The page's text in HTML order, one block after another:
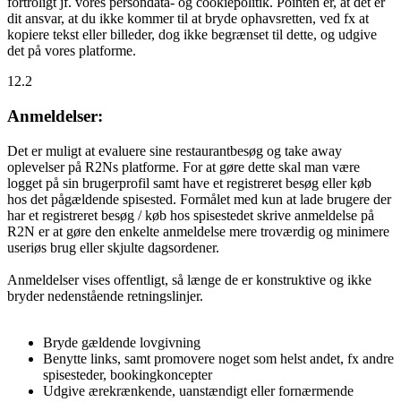
dit ansvar, at du ikke kommer til at bryde ophavsretten, ved fx at
kopiere tekst eller billeder, dog ikke begrænset til dette, og udgive
det på vores platforme.
12.2
Anmeldelser:
Det er muligt at evaluere sine restaurantbesøg og take away
oplevelser på R2Ns platforme. For at gøre dette skal man være
logget på sin brugerprofil samt have et registreret besøg eller køb
hos det pågældende spisested. Formålet med kun at lade brugere der
har et registreret besøg / køb hos spisestedet skrive anmeldelse på
R2N er at gøre den enkelte anmeldelse mere troværdig og minimere
useriøs brug eller skjulte dagsordener.
Anmeldelser vises offentligt, så længe de er konstruktive og ikke
bryder nedenstående retningslinjer.
Bryde gældende lovgivning
Benytte links, samt promovere noget som helst andet, fx andre
spisesteder, bookingkoncepter
Udgive ærekrænkende, uanstændigt eller fornærmende